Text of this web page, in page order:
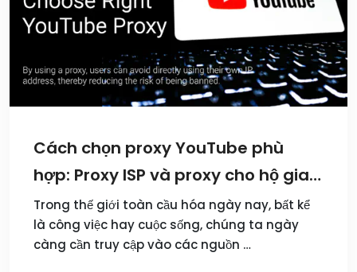
Cách chọn proxy YouTube phù
hợp: Proxy ISP và proxy cho hộ gia
đình?
Trong thế giới toàn cầu hóa ngày nay, bất kể
là công việc hay cuộc sống, chúng ta ngày
càng cần truy cập vào các nguồn …